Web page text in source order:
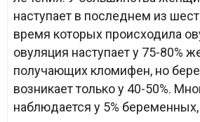
наступает в последнем из
время которых происходила
овуляция наступает у 75-80%
получающих кломифен, но
возникает только у 40-50%.
наблюдается у 5%